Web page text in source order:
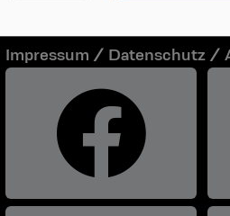
Impressum / Datenschutz /